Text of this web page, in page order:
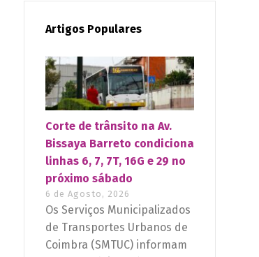
Artigos Populares
Corte de trânsito na Av.
Bissaya Barreto condiciona
linhas 6, 7, 7T, 16G e 29 no
próximo sábado
6 de Agosto, 2026
Os Serviços Municipalizados
de Transportes Urbanos de
Coimbra (SMTUC) informam